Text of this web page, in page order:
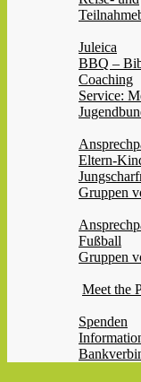
Juleica
BBQ –
Coaching
Service:
Eltern-
Gruppen
Fußball
Gruppen
Meet the
Spenden